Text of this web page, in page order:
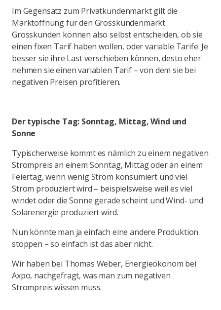
Im Gegensatz zum Privatkundenmarkt gilt die
Marktöffnung für den Grosskundenmarkt.
Grosskunden können also selbst entscheiden, ob sie
einen fixen Tarif haben wollen, oder variable Tarife. Je
besser sie ihre Last verschieben können, desto eher
nehmen sie einen variablen Tarif – von dem sie bei
negativen Preisen profitieren.
Der typische Tag: Sonntag, Mittag, Wind und
Sonne
Typischerweise kommt es nämlich zu einem negativen
Strompreis an einem Sonntag, Mittag oder an einem
Feiertag, wenn wenig Strom konsumiert und viel
Strom produziert wird – beispielsweise weil es viel
windet oder die Sonne gerade scheint und Wind- und
Solarenergie produziert wird.
Nun könnte man ja einfach eine andere Produktion
stoppen – so einfach ist das aber nicht.
Wir haben bei Thomas Weber, Energieökonom bei
Axpo, nachgefragt, was man zum negativen
Strompreis wissen muss.